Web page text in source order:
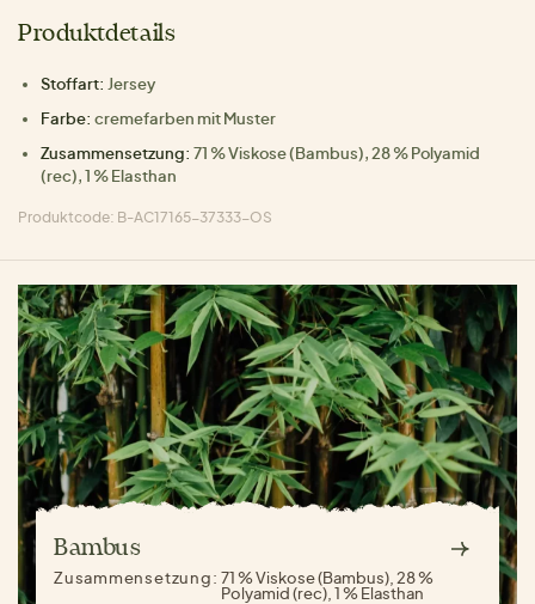
Produktdetails
Stoffart: Jersey
Farbe: cremefarben mit Muster
Zusammensetzung: 71 % Viskose (Bambus), 28 % Polyamid
(rec), 1 % Elasthan
Produktcode: B-AC17165-37333-OS
Bambus
Zusammensetzung:71 % Viskose (Bambus), 28 %
Polyamid (rec), 1 % Elasthan